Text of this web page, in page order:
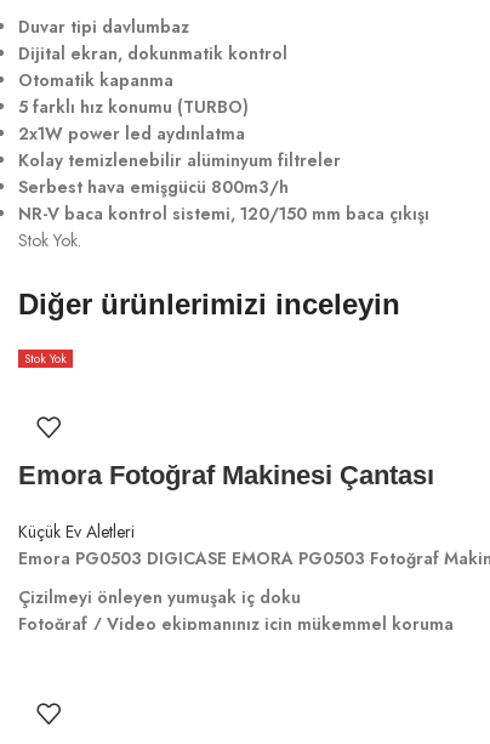
Duvar tipi davlumbaz
Dijital ekran, dokunmatik kontrol
Otomatik kapanma
5 farklı hız konumu (TURBO)
2x1W power led aydınlatma
Kolay temizlenebilir alüminyum filtreler
Serbest hava emişgücü 800m3/h
NR-V baca kontrol sistemi, 120/150 mm baca çıkışı
Stok Yok.
Diğer ürünlerimizi inceleyin
Stok Yok
Emora Fotoğraf Makinesi Çantası
Küçük Ev Aletleri
Emora PG0503 DIGICASE EMORA PG0503 Fotoğraf
Çizilmeyi önleyen yumuşak iç doku
Fotoğraf / Video ekipmanınız için mükemmel koruma